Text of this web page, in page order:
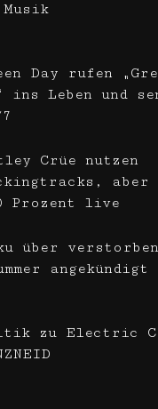
Day rufen
ins Leben und
Crüe nutzen
aber
Prozent live
über
angekündigt
zu Electric